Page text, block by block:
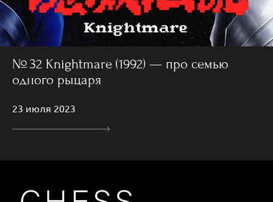
№ 32 Knightmare (1992) — про семью
одного рыцаря
23 июля 2023